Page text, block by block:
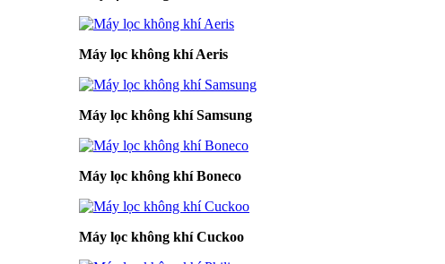
Máy lọc không khí Aeris
Máy lọc không khí Samsung
Máy lọc không khí Boneco
Máy lọc không khí Cuckoo